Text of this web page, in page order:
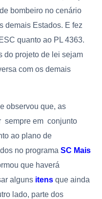
bombeiro no cenário
demais Estados. E fez
quanto ao PL 4363.
do projeto de lei sejam
com os demais
observou que, as
sempre em conjunto
ao plano de
no programaSC Mais
que haverá
alguns itens que ainda
lado, parte dos